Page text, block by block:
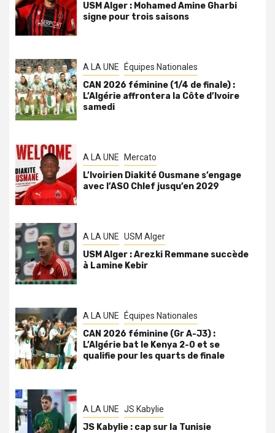
USM Alger : Mohamed Amine Gharbi
signe pour trois saisons
A LA UNE Équipes Nationales
CAN 2026 féminine (1/4 de finale) :
L’Algérie affrontera la Côte d’Ivoire
samedi
A LA UNE Mercato
L’Ivoirien Diakité Ousmane s’engage
avec l’ASO Chlef jusqu’en 2029
A LA UNE USM Alger
USM Alger : Arezki Remmane succède
à Lamine Kebir
A LA UNE Équipes Nationales
CAN 2026 féminine (Gr A-J3) :
L’Algérie bat le Kenya 2-0 et se
qualifie pour les quarts de finale
A LA UNE JS Kabylie
JS Kabylie : cap sur la Tunisie